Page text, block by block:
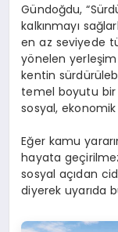
Gündoğdu,
kalkınmayı
en az seviyede
yönelen
kentin
temel boyutu bir
sosyal,
Eğer kamu
hayata
sosyal açıdan
diyerek uyarıda